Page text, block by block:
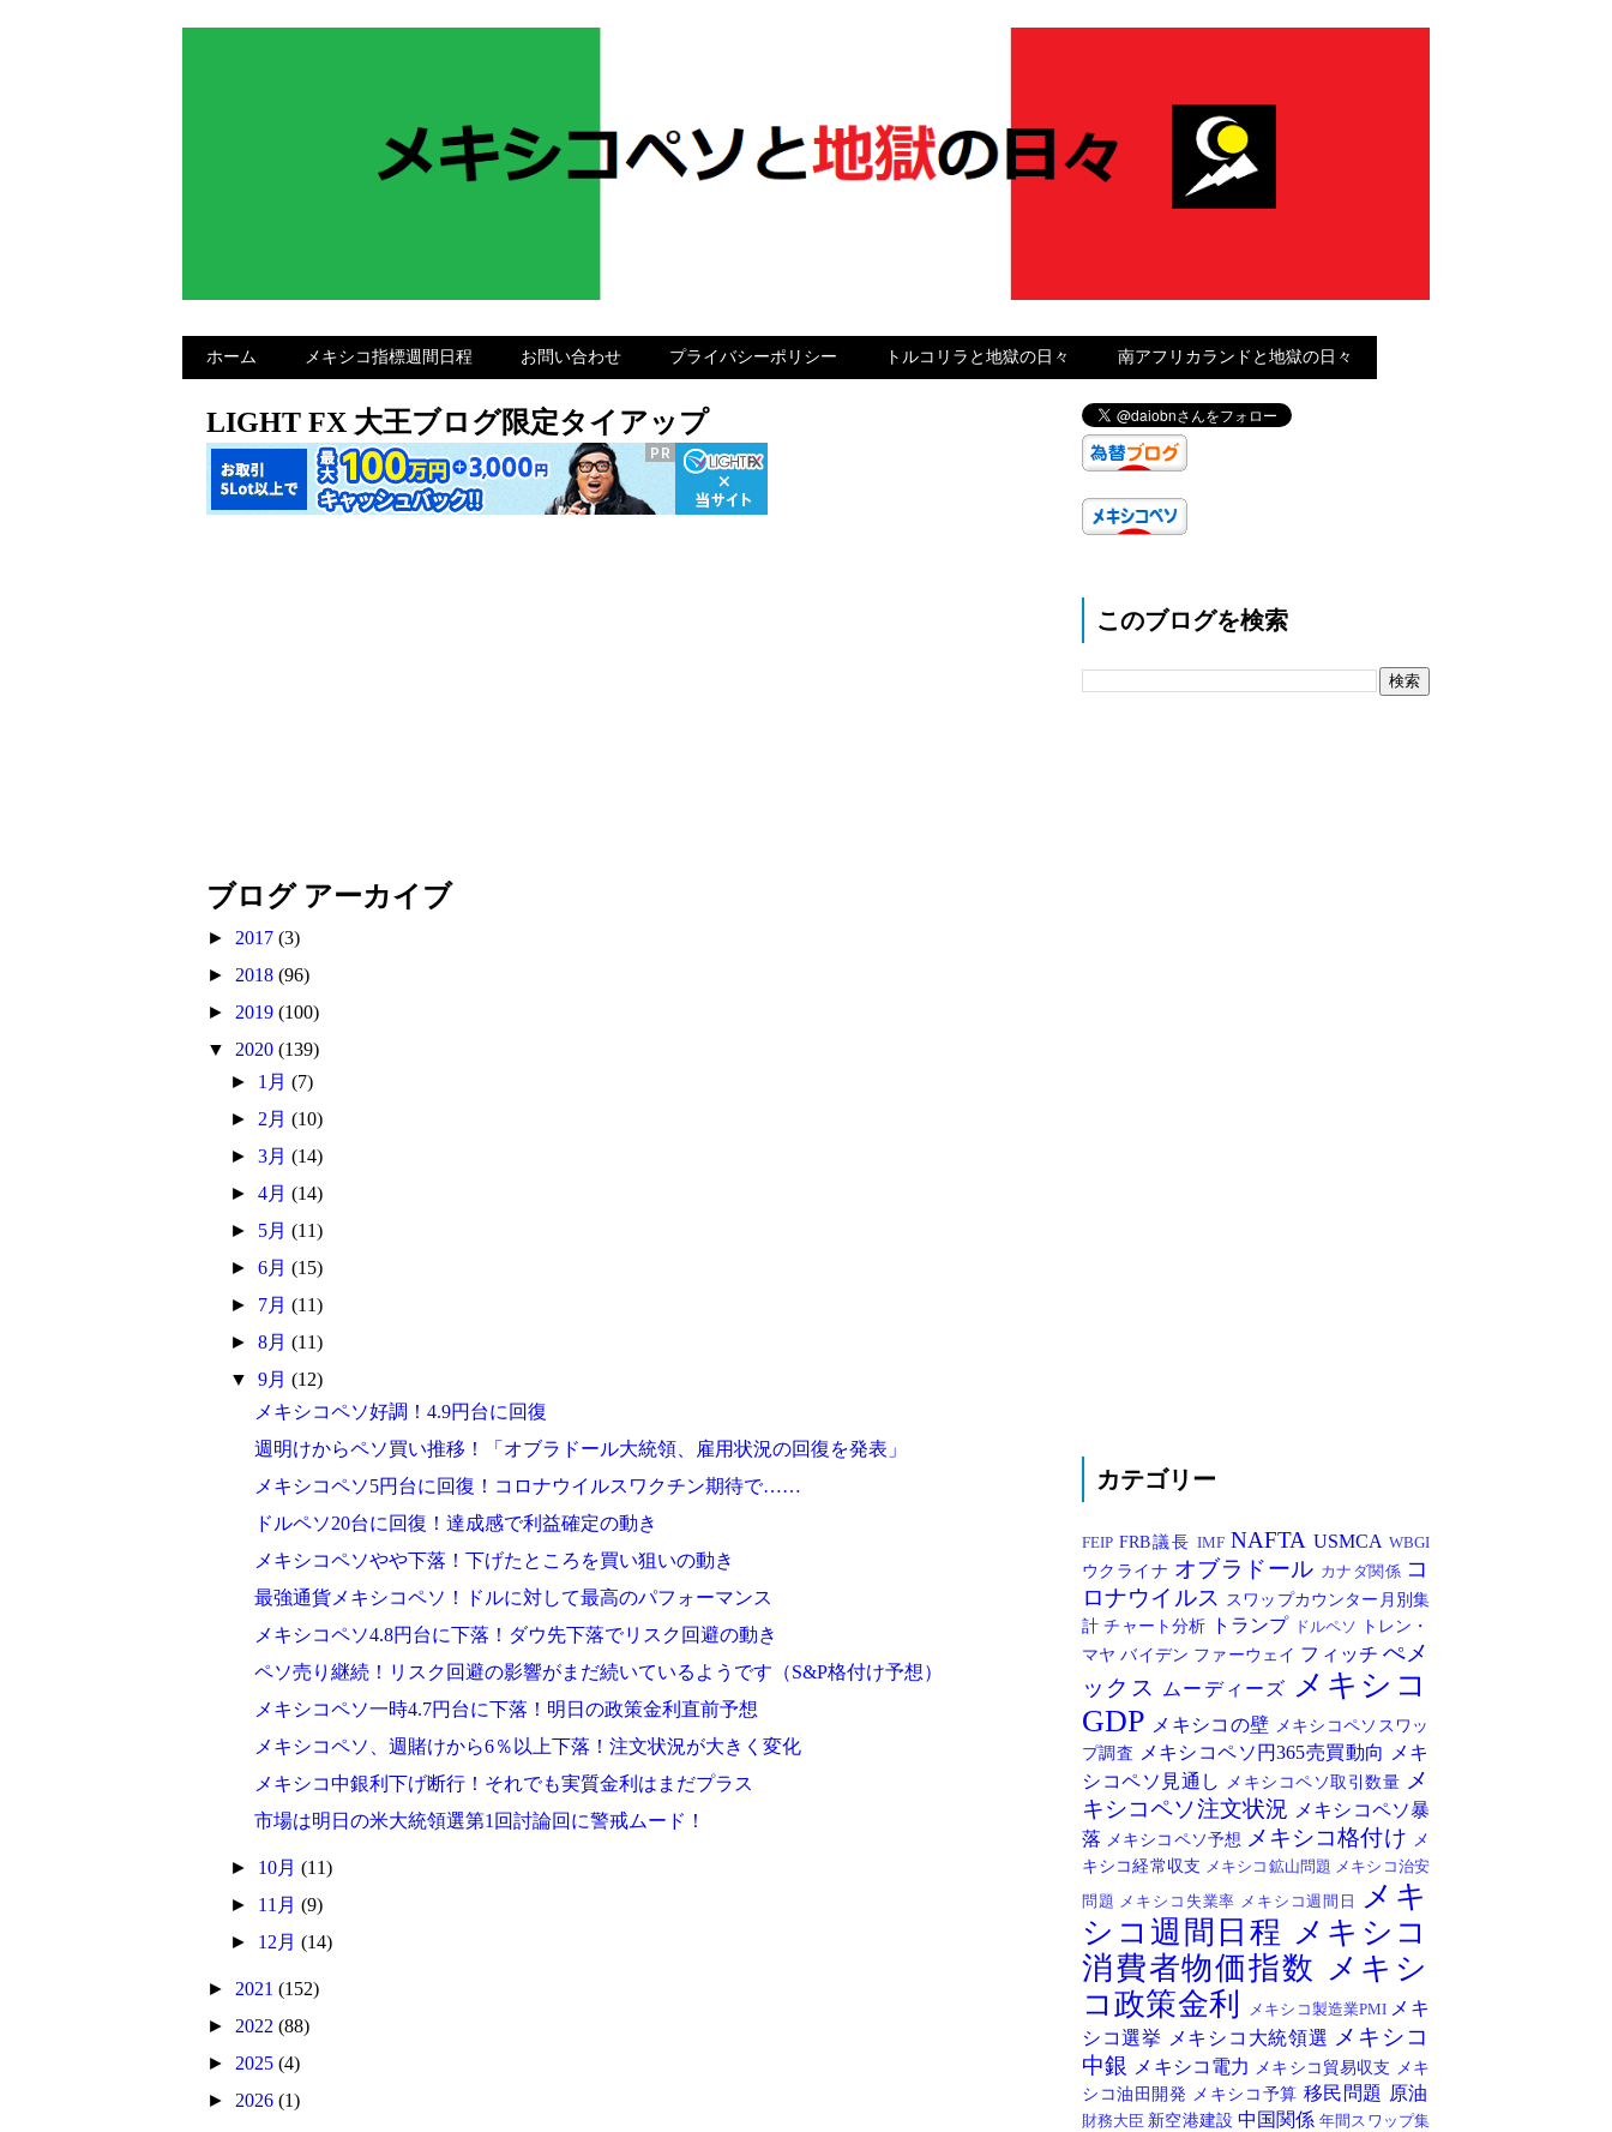
ホーム メキシコ指標週間日程 お問い合わせ プライバシーポリシー トルコリラと地獄の日々 南アフリカランドと地獄の日々
LIGHT FX 大王ブログ限定タイアップ
ブログ アーカイブ
► 2017 (3)
► 2018 (96)
► 2019 (100)
▼ 2020 (139)
► 1月(7)
► 2月(10)
►3月(14)
►4月(14)
► 5月(11)
►6月(15)
► 7月(11)
►8月(11)
▼9月(12)
メキシコペソ好調！4.9円台に回復
週明けからペソ買い推移！「オブラドール大統領、雇用状況の回復を発表」
メキシコペソ5円台に回復！コロナウイルスワクチン期待で……
ドルペソ20台に回復！達成感で利益確定の動き
メキシコペソやや下落！下げたところを買い狙いの動き
最強通貨メキシコペソ！ドルに対して最高のパフォーマンス
メキシコペソ4.8円台に下落！ダウ先下落でリスク回避の動き
ペソ売り継続！リスク回避の影響がまだ続いているようです（S&P格付け予想）
メキシコペソ一時4.7円台に下落！明日の政策金利直前予想
メキシコペソ、週賭けから6％以上下落！注文状況が大きく変化
メキシコ中銀利下げ断行！それでも実質金利はまだプラス
市場は明日の米大統領選第1回討論回に警戒ムード！
► 10月(11)
► 11月(9)
► 12月(14)
► 2021 (152)
► 2022 (88)
► 2025 (4)
► 2026 (1)
このブログを検索
カテゴリー
FEIP FRB議長IMFNAFTAUSMCA WBGI
ウクライナ オブラドール カナダ関係 コ
ロナウイルス
スワップカウンター月別集
計チャート分析 トランプ ドルペソ
トレン・
マヤバイデン ファーウェイ フィッチぺメ
ックス
ムーディーズ メキシコ
GDP メキシコの壁 メキシコペソスワッ
プ調査
メキシコペソ円365売買動向
メキ
シコペソ見通し
メキシコペソ取引数量 メ
キシコペソ注文状況 メキシコペソ暴
落 メキシコペソ予想 メキシコ格付け
メ
キシコ経常収支 メキシコ鉱山問題 メキシコ治安
問題 メキシコ失業率 メキシコ週間日
メキ
シコ週間日程 メキシコ
消費者物価指数 メキシ
コ政策金利
メキシコ製造業PMI メキ
シコ選挙
メキシコ大統領選 メキシコ
中銀
メキシコ電力 メキシコ貿易収支
メキ
シコ油田開発
メキシコ予算 移民問題 原油
財務大臣 新空港建設 中国関係年間スワップ集